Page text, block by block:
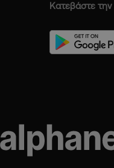
Κατεβάστε